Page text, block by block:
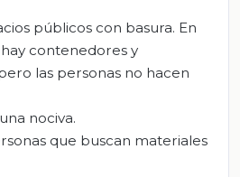
públicos con basura. En
contenedores y
las personas no hacen
nociva.
que buscan materiales